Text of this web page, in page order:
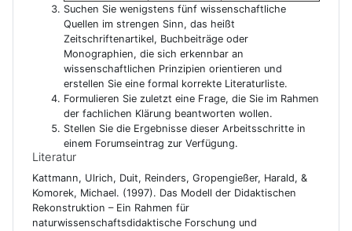
Suchen Sie wenigstens fünf wissenschaftliche
Quellen im strengen Sinn, das heißt
Zeitschriftenartikel, Buchbeiträge oder
Monographien, die sich erkennbar an
wissenschaftlichen Prinzipien orientieren und
erstellen Sie eine formal korrekte Literaturliste.
Formulieren Sie zuletzt eine Frage, die Sie im Rahmen
der fachlichen Klärung beantworten wollen.
Stellen Sie die Ergebnisse dieser Arbeitsschritte in
einem Forumseintrag zur Verfügung.
Literatur
Kattmann, Ulrich, Duit, Reinders, Gropengießer, Harald, &
Komorek, Michael. (1997). Das Modell der Didaktischen
Rekonstruktion – Ein Rahmen für
naturwissenschaftsdidaktische Forschung und